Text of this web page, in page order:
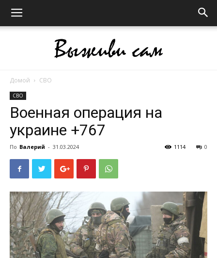
Домой СВО
СВО
Военная операция на
украине +767
По Валерий - 31.03.2024 0
1114